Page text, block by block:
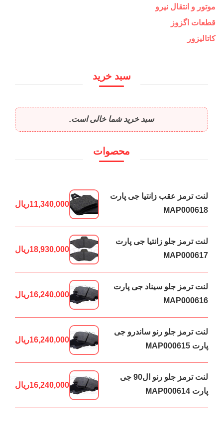
موتور و انتقال نیرو
قطعات اگزوز
کاتالیزور
سبد خرید
سبد خرید شما خالی است.
محصوات
لنت ترمز عقب زانتیا جی پارت
MAP000618
11,340,000ریال
لنت ترمز جلو زانتیا جی پارت
MAP000617
18,930,000ریال
لنت ترمز جلو سیناد جی پارت
MAP000616
16,240,000ریال
لنت ترمز جلو رنو ساندرو جی
پارت MAP000615
16,240,000ریال
لنت ترمز جلو رنو ال90 جی
پارت MAP000614
16,240,000ریال